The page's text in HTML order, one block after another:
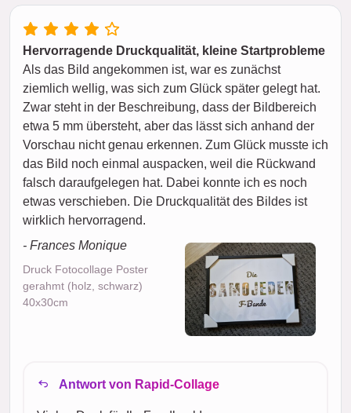
Hervorragende Druckqualität, kleine Startprobleme
Als das Bild angekommen ist, war es zunächst
ziemlich wellig, was sich zum Glück später gelegt hat.
Zwar steht in der Beschreibung, dass der Bildbereich
etwa 5 mm übersteht, aber das lässt sich anhand der
Vorschau nicht genau erkennen. Zum Glück musste ich
das Bild noch einmal auspacken, weil die Rückwand
falsch daraufgelegen hat. Dabei konnte ich es noch
etwas verschieben. Die Druckqualität des Bildes ist
wirklich hervorragend.
- Frances Monique
Druck Fotocollage Poster
gerahmt (holz, schwarz)
40x30cm
Antwort von Rapid-Collage